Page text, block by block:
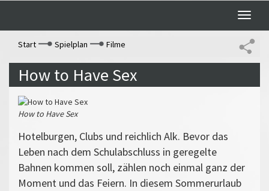
Toggle
Start
Spielplan Filme
How to Have Sex
How to Have Sex
Hotelburgen, Clubs und reichlich Alk. Bevor das
Leben nach dem Schulabschluss in geregelte
Bahnen kommen soll, zählen noch einmal ganz der
Moment und das Feiern. In diesem Sommerurlaub